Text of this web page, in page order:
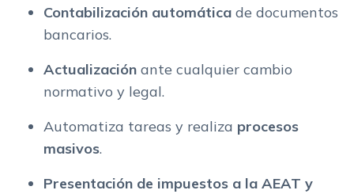
Contabilización automática de documentos
bancarios.
Actualización ante cualquier cambio
normativo y legal.
Automatiza tareas y realiza procesos
masivos.
Presentación de impuestos a la AEAT y